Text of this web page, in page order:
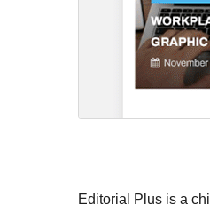
Editorial Plus is a